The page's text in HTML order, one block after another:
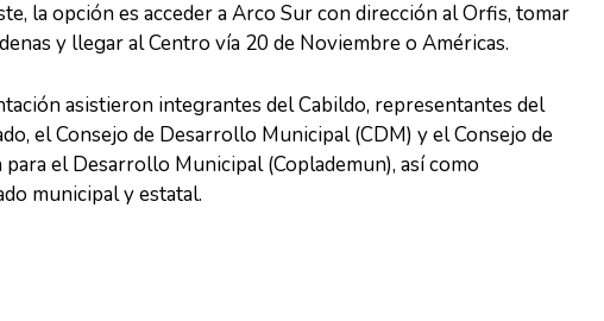
la opción es acceder a Arco Sur con dirección al Orfis, tomar
y llegar al Centro vía 20 de Noviembre o Américas.
asistieron integrantes del Cabildo, representantes del
el Consejo de Desarrollo Municipal (CDM) y el Consejo de
para el Desarrollo Municipal (Coplademun), así como
municipal y estatal.